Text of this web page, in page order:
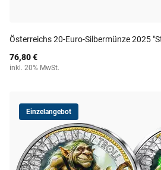
Österreichs 20-Euro-Silbermünze 2025
76,80 €
inkl. 20% MwSt.
Einzelangebot